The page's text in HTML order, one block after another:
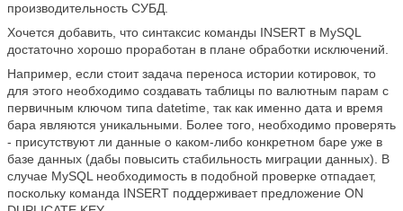
производительность СУБД.
Хочется добавить, что синтаксис команды INSERT в MySQL
достаточно хорошо проработан в плане обработки исключений.
Например, если стоит задача переноса истории котировок, то
для этого необходимо создавать таблицы по валютным парам с
первичным ключом типа datetime, так как именно дата и время
бара являются уникальными. Более того, необходимо проверять
- присутствуют ли данные о каком-либо конкретном баре уже в
базе данных (дабы повысить стабильность миграции данных). В
случае MySQL необходимость в подобной проверке отпадает,
поскольку команда INSERT поддерживает предложение ON